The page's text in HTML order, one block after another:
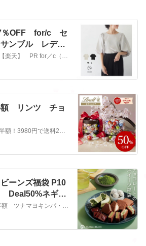
％OFF for/c セ
サンブル レディ
PR for/c最大77％OFF 【楽天】 PR for／c（フォーシー） 最大77％OFF 1000円ポッキリ多数 ✅ 70％OFF ✅— 💖どきん…
額 リンツ チョ
PRリンツ チョコ最大半額！3980円で送料220円 これは安い！リンツ Lindt チョコレート リンドール ギフトボックス 13種45個入｜お返し プレゼ…
ーンズ福袋 P10
Deal50%ネギト
PR 『【楽天】20時～半額 ツナマヨキンパ・干し芋・パン・おからクッキー・餃子』PR 20時～お買い物マラソン始まります 【楽天】 PR お買い物マラソン…